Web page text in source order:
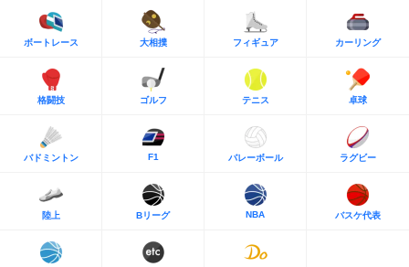
ボートレース 大相撲 フィギュア カーリング
格闘技 ゴルフ テニス 卓球
バドミントン F1 バレーボール ラグビー
陸上 Bリーグ NBA バスケ代表